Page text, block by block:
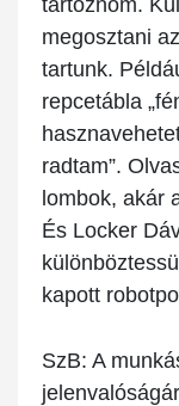
tartoznom.
megosztani
tartunk.
repcetábla
radtam”.
lombok, akár
És Locker
kapott
SzB: A